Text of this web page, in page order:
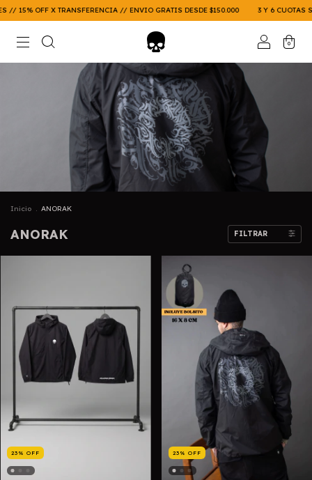
TRANSFERENCIA // ENVIO GRATIS DESDE $150.000 3 Y 6 CUOTAS SIN INTERES
0
Inicio . ANORAK
ANORAK FILTRAR
23 % OFF 23 % OFF